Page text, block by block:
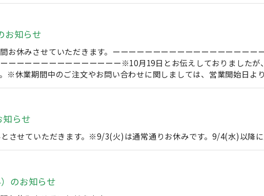
お知らせ
お休みさせていただきます。ーーーーーーーーーーーーーーーーー
ーーーーーーーーーーーーーー※10月19日とお伝えしておりました
※休業期間中のご注文やお問い合わせに関しましては、営業開始日よ
知らせ
させていただきます。※9/3(火)は通常通りお休みです。9/4(水)以降に
のお知らせ